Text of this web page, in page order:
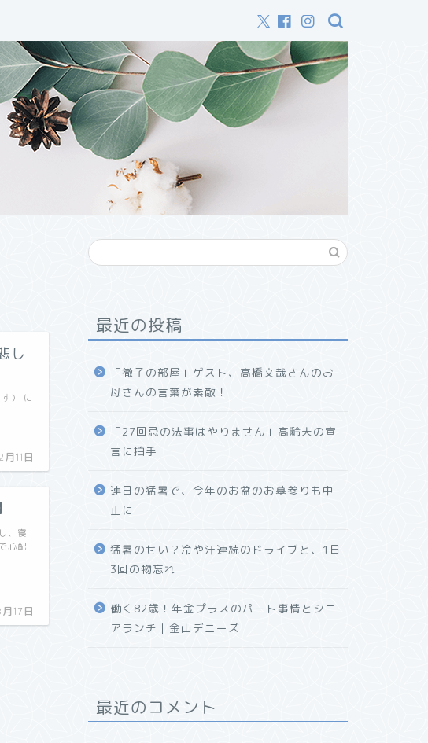
し
11日
） に
17日
、寝
心配
最近の投稿
「徹子の部屋」ゲスト、高橋文哉さんのお
母さんの言葉が素敵！
「27回忌の法事はやりません」高齢夫の宣
言に拍手
連日の猛暑で、今年のお盆のお墓参りも中
止に
猛暑のせい？冷や汗連続のドライブと、1日
3回の物忘れ
働く82歳！年金プラスのパート事情とシニ
アランチ｜金山デニーズ
最近のコメント